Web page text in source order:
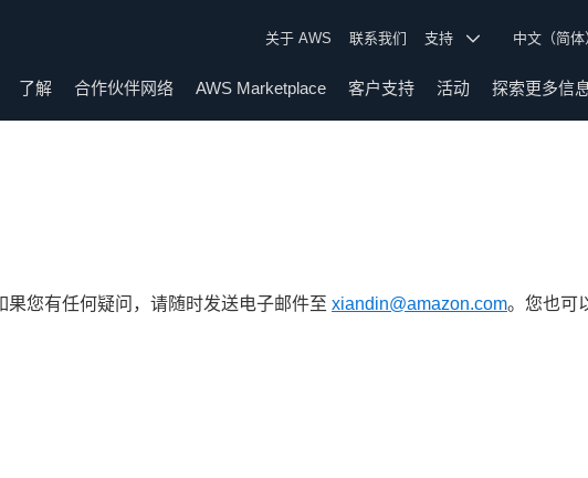
关于 AWS 联系我们 支持 中文（简
了解 合作伙伴网络 AWS Marketplace 客户支持 活动 探索更多信
您有任何疑问，请随时发送电子邮件至 xiandin@amazon.com。您也可